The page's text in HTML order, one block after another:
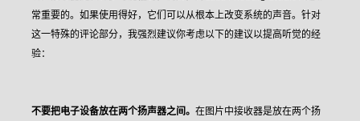
常重要的。如果使用得好，它们可以从根本上改变系统的声音。 针对
这一特殊的评论部分，我强烈建议你考虑以下的建议以提高听觉的经
验：
不要把电子设备放在两个扬声器之间。 在图片中接收器是放在两个扬